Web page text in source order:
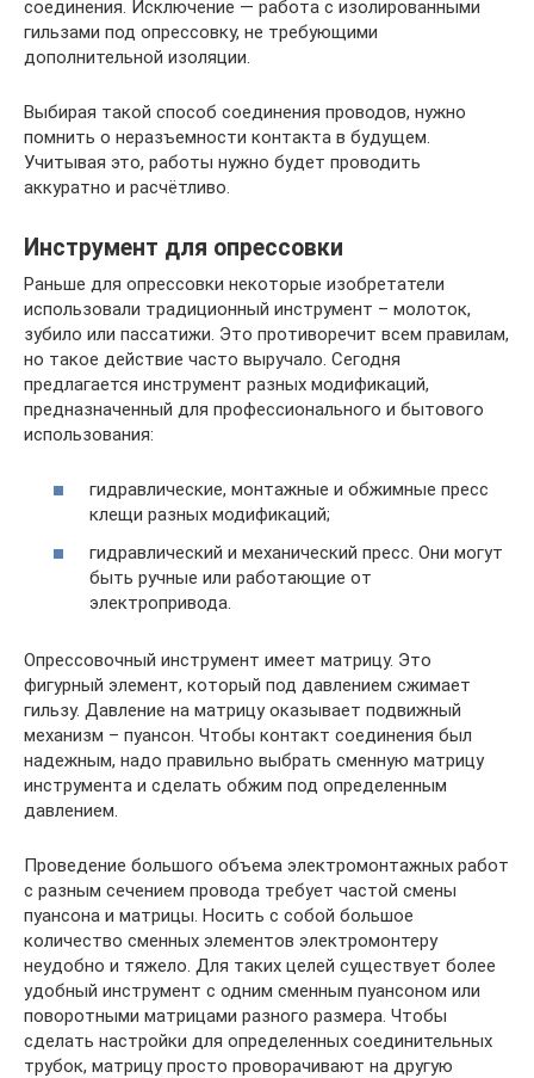
соединения. Исключение — работа с изолированными
гильзами под опрессовку, не требующими
дополнительной изоляции.
Выбирая такой способ соединения проводов, нужно
помнить о неразъемности контакта в будущем.
Учитывая это, работы нужно будет проводить
аккуратно и расчётливо.
Инструмент для опрессовки
Раньше для опрессовки некоторые изобретатели
использовали традиционный инструмент – молоток,
зубило или пассатижи. Это противоречит всем правилам,
но такое действие часто выручало. Сегодня
предлагается инструмент разных модификаций,
предназначенный для профессионального и бытового
использования:
гидравлические, монтажные и обжимные пресс
клещи разных модификаций;
гидравлический и механический пресс. Они могут
быть ручные или работающие от
электропривода.
Опрессовочный инструмент имеет матрицу. Это
фигурный элемент, который под давлением сжимает
гильзу. Давление на матрицу оказывает подвижный
механизм – пуансон. Чтобы контакт соединения был
надежным, надо правильно выбрать сменную матрицу
инструмента и сделать обжим под определенным
давлением.
Проведение большого объема электромонтажных работ
с разным сечением провода требует частой смены
пуансона и матрицы. Носить с собой большое
количество сменных элементов электромонтеру
неудобно и тяжело. Для таких целей существует более
удобный инструмент с одним сменным пуансоном или
поворотными матрицами разного размера. Чтобы
сделать настройки для определенных соединительных
трубок, матрицу просто проворачивают на другую